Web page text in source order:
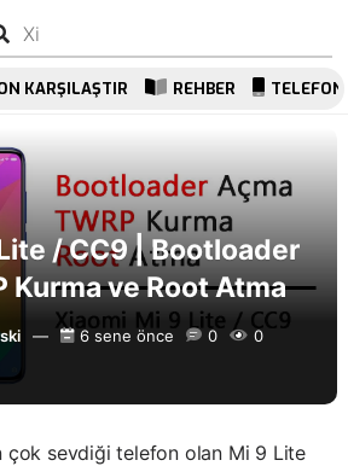
KARŞILAŞTIR REHBER
/ CC9 | Bootloader
Kurma ve Root Atma
6 sene önce 0 0
çok sevdiği telefon olan Mi 9 Lite